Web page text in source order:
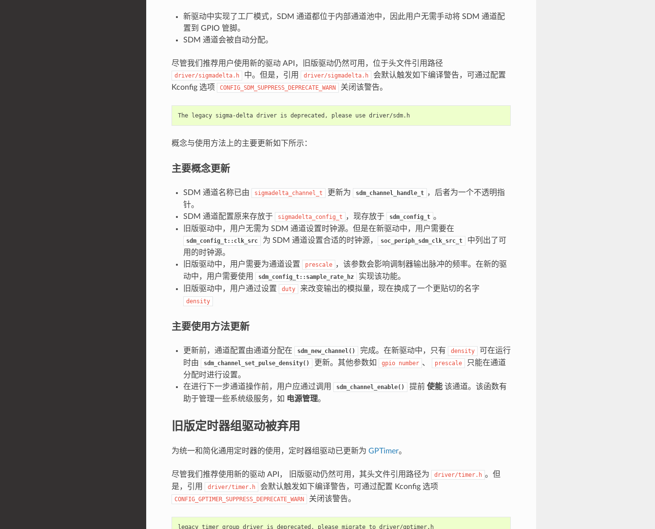
新驱动中实现了工厂模式，SDM 通道都位于内部通道池中，因此用户无需手动将 SDM 通道配
置到 GPIO 管脚。
SDM 通道会被自动分配。
尽管我们推荐用户使用新的驱动 API，旧版驱动仍然可用，位于头文件引用路径
driver/sigmadelta.h 中。但是，引用 driver/sigmadelta.h
会默认触发如下编译警告，可通过配置
Kconfig 选项
CONFIG_SDM_SUPPRESS_DEPRECATE_WARN 关闭该警告。
The legacy sigma-delta driver is deprecated, please use driver/sdm.h
概念与使用方法上的主要更新如下所示：
主要概念更新
SDM 通道名称已由 sigmadelta_channel_t 更新为 sdm_channel_handle_t ，后者为一个不透明指
针。
SDM 通道配置原来存放于
sigmadelta_config_t ，现存放于 sdm_config_t 。
旧版驱动中，用户无需为 SDM 通道设置时钟源。但是在新驱动中，用户需要在
sdm_config_t::clk_src 为 SDM 通道设置合适的时钟源， soc_periph_sdm_clk_src_t
中列出了可
用的时钟源。
旧版驱动中，用户需要为通道设置
prescale ，该参数会影响调制器输出脉冲的频率。在新的驱
动中，用户需要使用
sdm_config_t::sample_rate_hz
实现该功能。
旧版驱动中，用户通过设置
duty 来改变输出的模拟量，现在换成了一个更贴切的名字
density
主要使用方法更新
更新前，通道配置由通道分配在 sdm_new_channel() 完成。在新驱动中，只有 density
可在运行
时由
sdm_channel_set_pulse_density() 更新。其他参数如 gpio number 、 prescale
只能在通道
分配时进行设置。
在进行下一步通道操作前，用户应通过调用
sdm_channel_enable() 提前 使能该通道。该函数有
助于管理一些系统级服务，如 电源管理。
旧版定时器组驱动被弃用
为统一和简化通用定时器的使用，定时器组驱动已更新为 GPTimer。
尽管我们推荐使用新的驱动 API， 旧版驱动仍然可用，其头文件引用路径为 driver/timer.h 。但
是，引用
driver/timer.h 会默认触发如下编译警告，可通过配置 Kconfig 选项
CONFIG_GPTIMER_SUPPRESS_DEPRECATE_WARN 关闭该警告。
legacy timer group driver is deprecated, please migrate to driver/gptimer.h